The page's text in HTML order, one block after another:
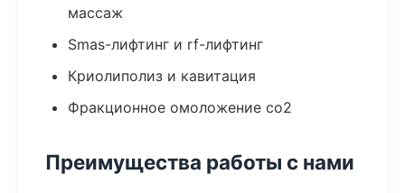
массаж
Smas-лифтинг и rf-лифтинг
Криолиполиз и кавитация
Фракционное омоложение co2
Преимущества работы с нами